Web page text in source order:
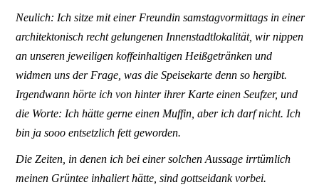
Neulich: Ich sitze mit einer Freundin samstagvormittags in einer
architektonisch recht gelungenen Innenstadtlokalität, wir nippen
an unseren jeweiligen koffeinhaltigen Heißgetränken und
widmen uns der Frage, was die Speisekarte denn so hergibt.
Irgendwann hörte ich von hinter ihrer Karte einen Seufzer, und
die Worte: Ich hätte gerne einen Muffin, aber ich darf nicht. Ich
bin ja sooo entsetzlich fett geworden.
Die Zeiten, in denen ich bei einer solchen Aussage irrtümlich
meinen Grüntee inhaliert hätte, sind gottseidank vorbei.